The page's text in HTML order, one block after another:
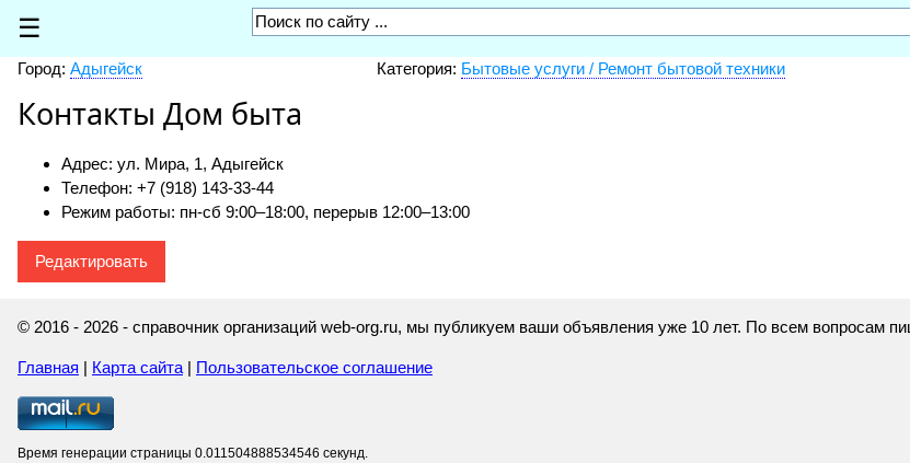
☰
Город: Адыгейск Категория: Бытовые услуги / Ремонт бытовой техники
Контакты Дом быта
Адрес: ул. Мира, 1, Адыгейск
Телефон: +7 (918) 143-33-44
Режим работы: пн-сб 9:00–18:00, перерыв 12:00–13:00
Редактировать
© 2016 - 2026 - справочник организаций web-org.ru, мы публикуем ваши объявления уже 10 лет. По всем вопросам
Главная | Карта сайта| Пользовательское соглашение
Время генерации страницы 0.011504888534546 секунд.